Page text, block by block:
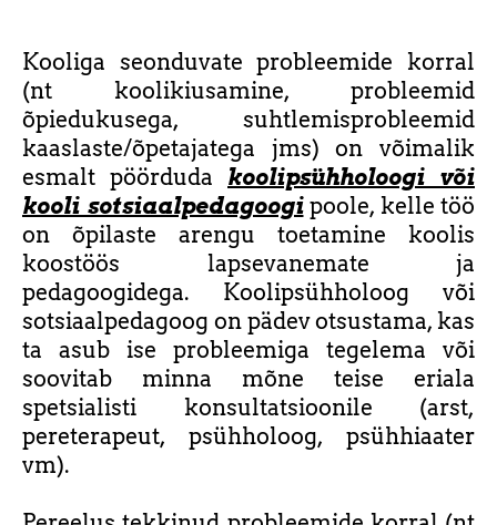
Kooliga seonduvate probleemide korral
(nt koolikiusamine, probleemid
õpiedukusega, suhtlemisprobleemid
kaaslaste/õpetajatega jms) on võimalik
esmalt pöörduda koolipsühholoogi või
kooli sotsiaalpedagoogipoole, kelle töö
on õpilaste arengu toetamine koolis
koostöös lapsevanemate ja
pedagoogidega. Koolipsühholoog või
sotsiaalpedagoog on pädev otsustama, kas
ta asub ise probleemiga tegelema või
soovitab minna mõne teise eriala
spetsialisti konsultatsioonile (arst,
pereterapeut, psühholoog, psühhiaater
vm).